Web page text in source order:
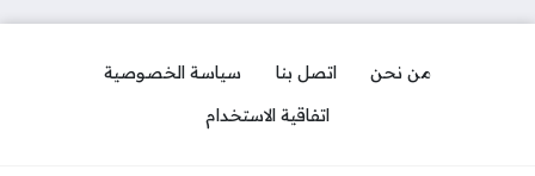
من نحن اتصل بنا
سياسة الخصوصية
اتفاقية الاستخدام